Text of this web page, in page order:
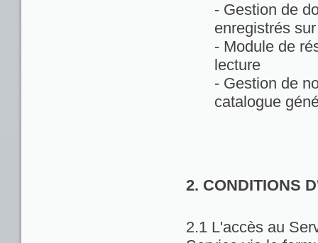
- Gestion de
enregistrés
- Module de
lecture
- Gestion de
catalogue
2. CONDITIONS
2.1 L'accès au